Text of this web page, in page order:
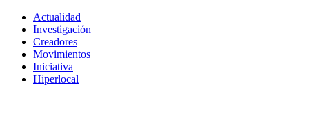
Actualidad
Investigación
Creadores
Movimientos
Iniciativa
Hiperlocal